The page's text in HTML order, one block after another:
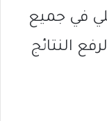
في جميع
النتائج